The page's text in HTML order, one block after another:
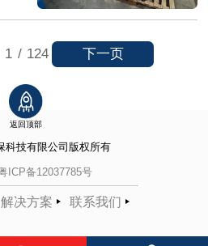
1 / 124 下一页
返回顶部
科技有限公司 版权所有
ICP备12037785号
解决方案 联系我们